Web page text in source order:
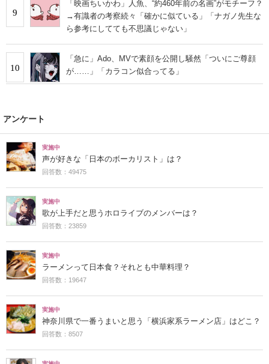
9
「映画ちいかわ」人魚、“約460年前の名画”がモチーフ？
→有識者の考察続々「確かに似ている」「ナガノ先生な
ら参考にしてても不思議じゃない」
10
「急に」Ado、MVで素顔を公開し騒然「ついにご尊顔
が……」「カラコン似合ってる」
アンケート
実施中
声が好きな「日本のボーカリスト」は？
回答数：49475
実施中
歌が上手だと思うホロライブのメンバーは？
回答数：23859
実施中
ラーメンって日本食？それとも中華料理？
回答数：19647
実施中
神奈川県で一番うまいと思う「横浜家系ラーメン店」はどこ？
回答数：8507